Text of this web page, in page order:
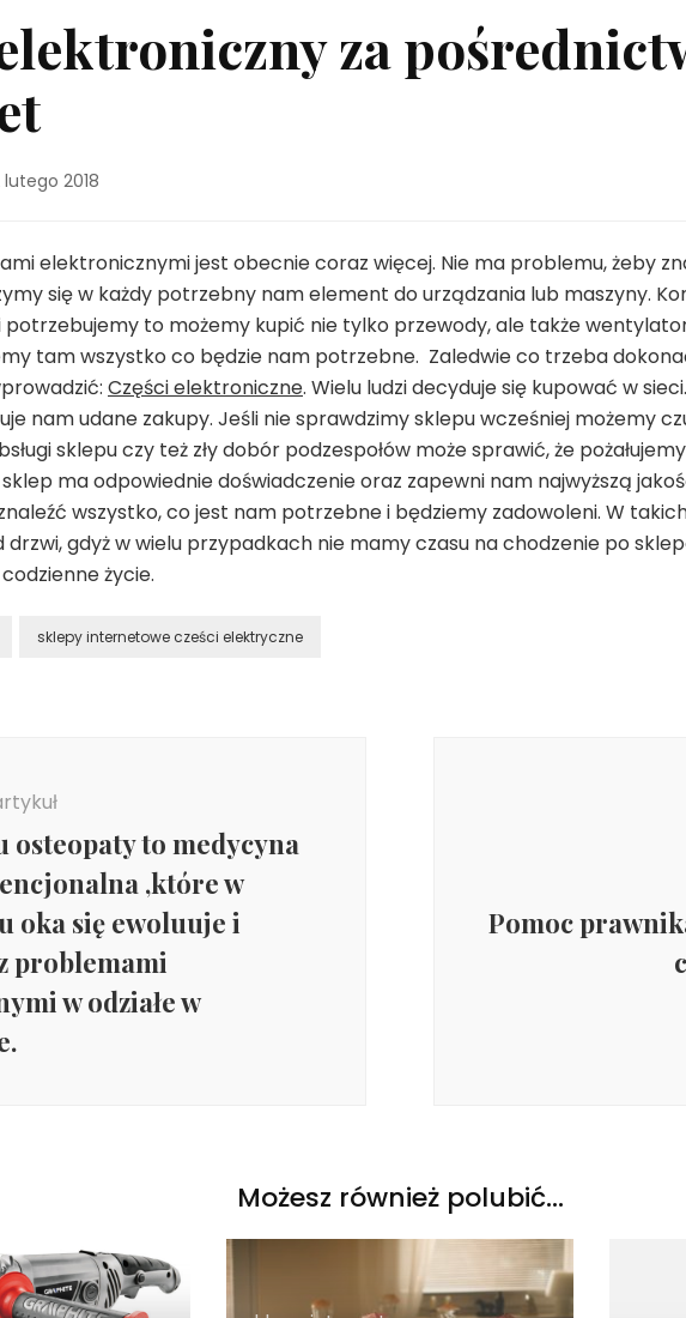
za
lutego 2018
elektronicznymi jest obecnie coraz więcej. Nie ma problemu, żeby
się w każdy potrzebny nam element do urządzania lub maszyny.
potrzebujemy to możemy kupić nie tylko przewody, ale także
tam wszystko co będzie nam potrzebne. Zaledwie co trzeba
Części elektroniczne. Wielu ludzi decyduje się kupować w
nam udane zakupy. Jeśli nie sprawdzimy sklepu wcześniej możemy
sklepu czy też zły dobór podzespołów może sprawić, że
ma odpowiednie doświadczenie oraz zapewni nam najwyższą
wszystko, co jest nam potrzebne i będziemy zadowoleni. W
gdyż w wielu przypadkach nie mamy czasu na chodzenie po
życie.
sklepy internetowe cześci elektryczne
osteopaty to medycyna
,które w
oka się ewoluuje i
problemami
w odziałe w
Pomoc
Możesz również polubić…